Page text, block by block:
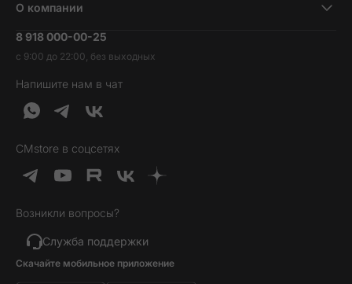
Наушники и колонки
Гаджеты
Услуги и софт
Идеи подарков
Товары дня
Выгодные комплекты
Хиты продаж
Трейд-ин
Гарантия и возврат
Доставка и оплата
Кредит и рассрочка
О компании
Вакансии
Контакты
Обратная связь
О нас
8 918 000-00-25
с 9:00 до 22:00, без выходных
Напишите нам в чат
CMstore в соцсетях
Возникли вопросы?
Служба поддержки
Скачайте мобильное приложение